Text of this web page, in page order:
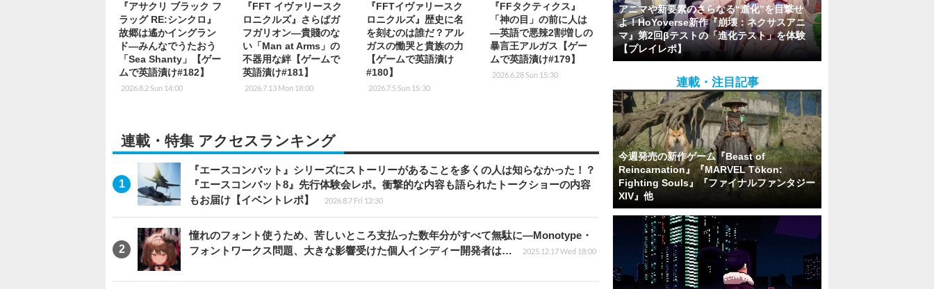
『アサクリ ブラック フ
ラッグ RE:シンクロ』
故郷は遙かイングラン
ド―みんなでうたおう
「Sea Shanty」【ゲー
ムで英語漬け#182】
2026.8.2 Sun 14:00
『FFT イヴァリースク
ロニクルズ』さらばガ
フガリオン―貴賤のな
い「Man at Arms」の
不器用な絆【ゲームで
英語漬け#181】
2026.7.13 Mon 18:00
『FFTイヴァリースク
ロニクルズ』歴史に名
を刻むのは誰だ？アル
ガスの慟哭と貴族の力
【ゲームで英語漬け
#180】
2026.7.5 Sun 15:30
『FFタクティクス』
「神の目」の前に人は
―英語で悪辣2割増しの
暴言王アルガス【ゲー
ムで英語漬け#179】
2026.6.28 Sun 15:30
連載・特集 アクセスランキング
『エースコンバット』シリーズにストーリーがあることを多くの人は知らなかった！？
『エースコンバット8』先行体験会レポ。衝撃的な内容も語られたトークショーの内容
もお届け【イベントレポ】
2026.8.7 Fri 12:30
憧れのフォント使うため、苦しいところ支払った数年分がすべて無駄に―Monotype・
フォントワークス問題、大きな影響受けた個人インディー開発者は…
2025.12.17 Wed 18:00
アニマや新要素のさらなる“進化”を目撃せ
よ！HoYoverse新作『崩壊：ネクサスアニ
マ』第2回βテストの「進化テスト」を体験
【プレイレポ】
連載・注目記事
今週発売の新作ゲーム『Beast of
Reincarnation』『MARVEL Tōkon:
Fighting Souls』『ファイナルファンタジー
XIV』他